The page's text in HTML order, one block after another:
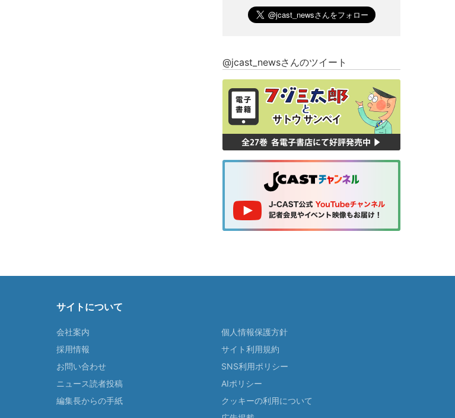
@jcast_newsさんのツイート
サイトについて
会社案内
採用情報
お問い合わせ
ニュース読者投稿
編集長からの手紙
個人情報保護方針
サイト利用規約
SNS利用ポリシー
AIポリシー
クッキーの利用について